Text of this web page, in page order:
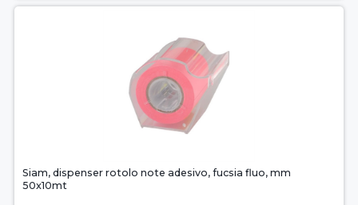
Siam, dispenser rotolo note adesivo, fucsia fluo, mm
50x10mt